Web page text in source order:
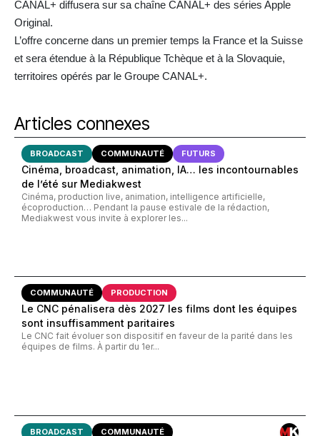
CANAL+ diffusera sur sa chaîne CANAL+ des séries Apple
Original.
L’offre concerne dans un premier temps la France et la Suisse
et sera étendue à la République Tchèque et à la Slovaquie,
territoires opérés par le Groupe CANAL+.
Articles connexes
BROADCAST COMMUNAUTÉ FUTURS
Cinéma, broadcast, animation, IA… les incontournables
de l’été sur Mediakwest
Cinéma, production live, animation, intelligence artificielle,
écoproduction… Pendant la pause estivale de la rédaction,
Mediakwest vous invite à explorer les...
COMMUNAUTÉ PRODUCTION
Le CNC pénalisera dès 2027 les films dont les équipes
sont insuffisamment paritaires
Le CNC fait évoluer son dispositif en faveur de la parité dans les
équipes de films. À partir du 1er...
BROADCAST COMMUNAUTÉ